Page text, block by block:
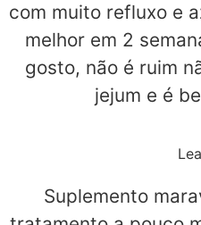
com muito refluxo e
melhor em 2
gosto, não é ruim
jejum e é
Suplemento